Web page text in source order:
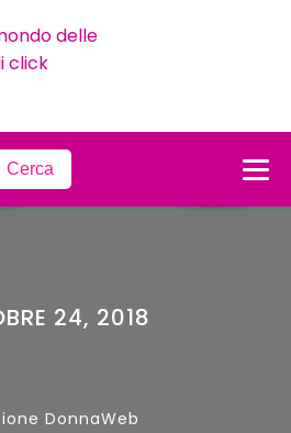
24, 2018
DonnaWeb